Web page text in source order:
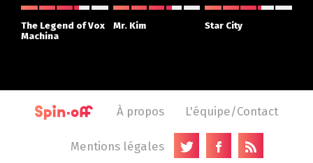
The Legend of Vox
Machina
Mr. Kim Star City
À propos L'équipe/Contact
Mentions légales